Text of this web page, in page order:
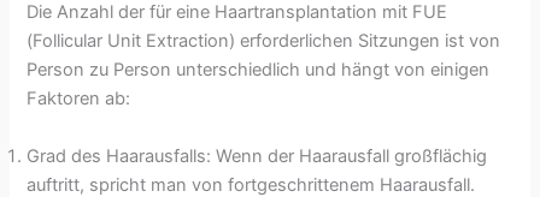
Die Anzahl der für eine Haartransplantation mit FUE
(Follicular Unit Extraction) erforderlichen Sitzungen ist von
Person zu Person unterschiedlich und hängt von einigen
Faktoren ab:
Grad des Haarausfalls: Wenn der Haarausfall großflächig
auftritt, spricht man von fortgeschrittenem Haarausfall.